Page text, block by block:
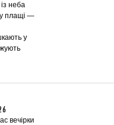
неба
плащі —
у
вечірки